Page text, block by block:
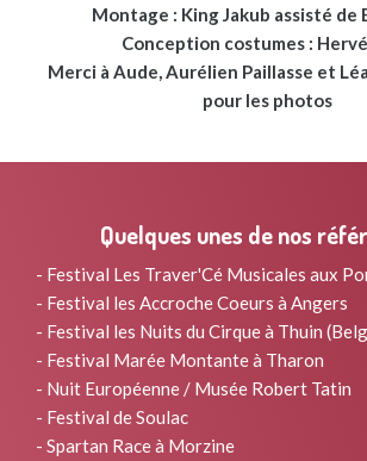
Montage : King Jakub assisté de
Conception costumes :
Merci à Aude, Aurélien Paillasse et
pour les photos
Quelques unes de nos
- Festival Les Traver'Cé Musicales aux
- Festival les Accroche Coeurs à Angers
- Festival les Nuits du Cirque à Thuin
- Festival Marée Montante à Tharon
- Nuit Européenne / Musée Robert Tatin
- Festival de Soulac
- Spartan Race à Morzine